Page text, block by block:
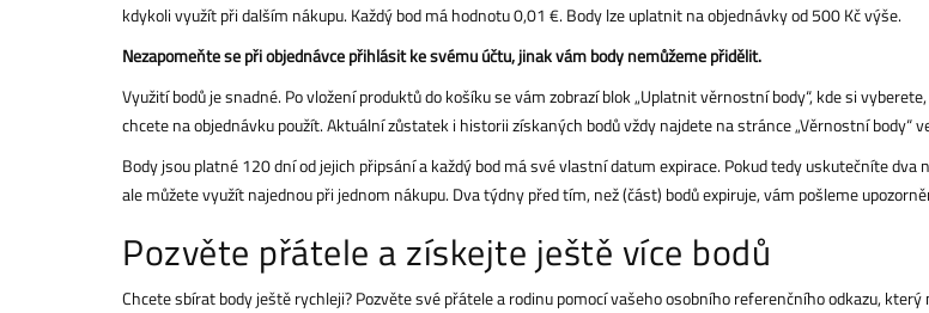
kdykoli využít při dalším nákupu. Každý bod má hodnotu 0,01 €. Body lze uplatnit na objednávky od 500 Kč výše.
Nezapomeňte se při objednávce přihlásit ke svému účtu, jinak vám body nemůžeme přidělit.
Využití bodů je snadné. Po vložení produktů do košíku se vám zobrazí blok „Uplatnit věrnostní body“, kde si
chcete na objednávku použít. Aktuální zůstatek i historii získaných bodů vždy najdete na stránce „Věrnostní body“
Body jsou platné 120 dní od jejich připsání a každý bod má své vlastní datum expirace. Pokud tedy uskutečníte
ale můžete využít najednou při jednom nákupu. Dva týdny před tím, než (část) bodů expiruje, vám pošleme
Pozvěte přátele a získejte ještě více bodů
Chcete sbírat body ještě rychleji? Pozvěte své přátele a rodinu pomocí vašeho osobního referenčního odkazu,